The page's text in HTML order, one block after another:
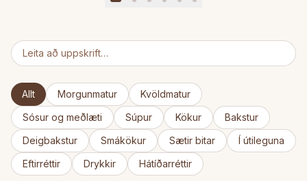
Allt Morgunmatur
Kvöldmatur
Sósur og meðlæti
Súpur Kökur
Bakstur
Deigbakstur
Smákökur Sætir bitar
Í útileguna
Eftirréttir
Drykkir Hátíðarréttir